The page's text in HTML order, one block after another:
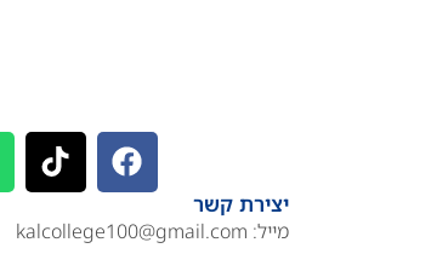
יצירת קשר
מייל: kalcollege100@gmail.com